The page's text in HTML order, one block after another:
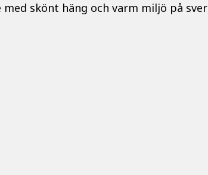
skönt häng och varm miljö på